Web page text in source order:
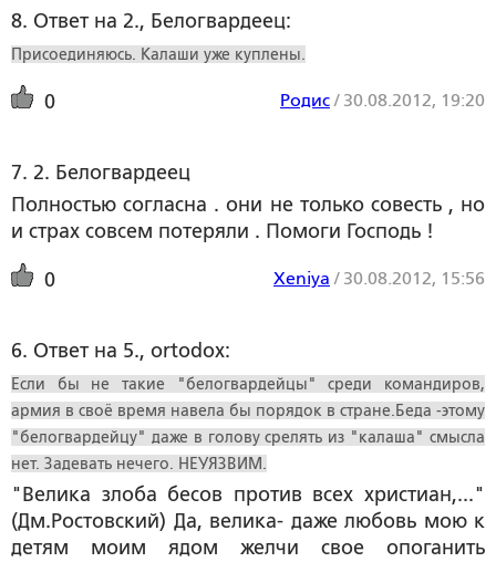
8. Ответ на 2., Белогвардеец:
Присоединяюсь. Калаши уже куплены.
0 Родис/ 30.08.2012, 19:20
7. 2. Белогвардеец
Полностью согласна . они не только совесть , но
и страх совсем потеряли . Помоги Господь !
0 Xeniya / 30.08.2012, 15:56
6. Ответ на 5., ortodox:
Если бы не такие "белогвардейцы" среди командиров,
армия в своё время навела бы порядок в стране.Беда -этому
"белогвардейцу" даже в голову срелять из "калаша" смысла
нет. Задевать нечего. НЕУЯЗВИМ.
"Велика злоба бесов против всех христиан,..."
(Дм.Ростовский) Да, велика- даже любовь мою к
детям моим ядом желчи свое опоганить